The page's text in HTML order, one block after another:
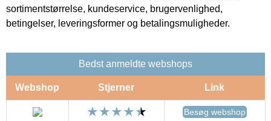
sortimentstørrelse, kundeservice, brugervenlighed,
betingelser, leveringsformer og betalingsmuligheder.
Bedst anmeldte webshops
Webshop Stjerner Link
Besøg webshop